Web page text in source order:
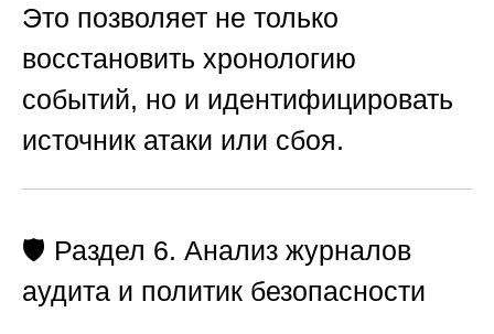
Это позволяет не только
восстановить хронологию
событий, но и идентифицировать
источник атаки или сбоя.
🛡️ Раздел 6. Анализ журналов
аудита и политик безопасности